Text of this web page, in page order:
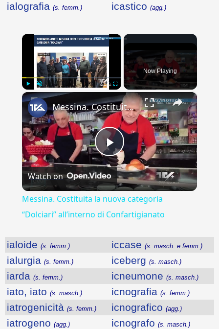
ialografia (s. femm.) icastico (agg.)
×
Play Unmute Fullscreen
Now Playing
×
Play
Video
Messina. Costituita la nuova categoria “Dolciari” all’interno di Confartigianato
Watch on
Messina. Costituita la nuova categoria
“Dolciari” all’interno di Confartigianato
ialoide (s. femm.) iccase (s. masch. e femm.)
ialurgia (s. femm.) iceberg (s. masch.)
iarda (s. femm.) icneumone (s. masch.)
iato, iato (s. masch.) icnografia (s. femm.)
iatrogenicità (s. femm.) icnografico (agg.)
iatrogeno (agg.) icnografo (s. masch.)